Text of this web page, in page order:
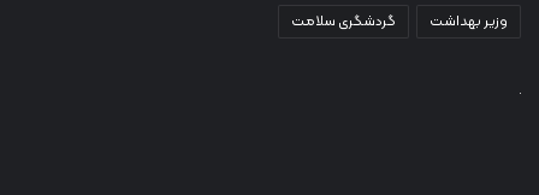
وزیر بهداشت
گردشگری سلامت